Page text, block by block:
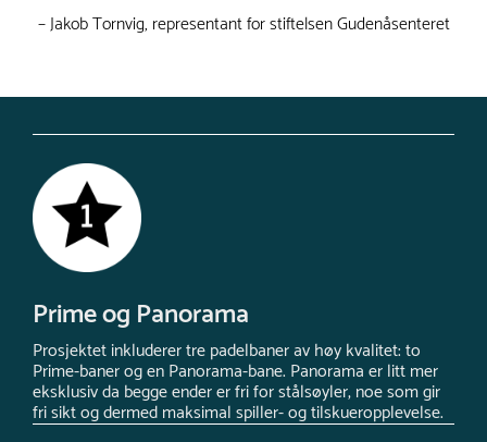
– Jakob Tornvig, representant for stiftelsen Gudenåsenteret
Prime og Panorama
Prosjektet inkluderer tre padelbaner av høy kvalitet: to
Prime-baner og en Panorama-bane. Panorama er litt mer
eksklusiv da begge ender er fri for stålsøyler, noe som gir
fri sikt og dermed maksimal spiller- og tilskueropplevelse.